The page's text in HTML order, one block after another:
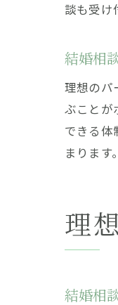
談も受け
結婚相
理想のパ
ぶことが
できる体
まります。
理
結婚相